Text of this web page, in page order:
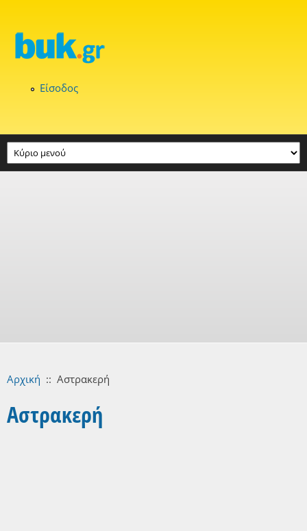
Είσοδος
Αρχική :: Αστρακερή
Αστρακερή